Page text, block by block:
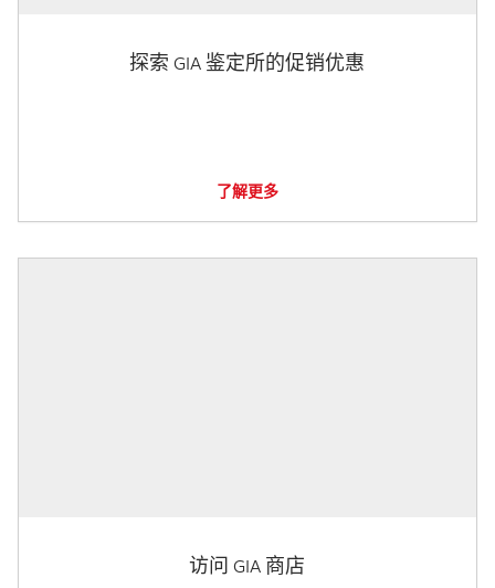
探索 GIA 鉴定所的促销优惠
了解更多
访问 GIA 商店